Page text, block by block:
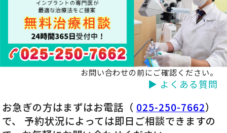
お問い合わせの前にご確認ください。
▶ よくある質問
お急ぎの方はまずはお電話（ 025-250-7662）
で、 予約状況によっては即日ご相談できますの